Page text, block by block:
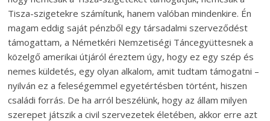
Tisza-szigetekre számítunk, hanem valóban mindenkire. Én
magam eddig saját pénzből egy társadalmi szerveződést
támogattam, a Németkéri Nemzetiségi Táncegyüttesnek a
közelgő amerikai útjáról éreztem úgy, hogy ez egy szép és
nemes küldetés, egy olyan alkalom, amit tudtam támogatni –
nyilván ez a feleségemmel egyetértésben történt, hiszen
családi forrás. De ha arról beszélünk, hogy az állam milyen
szerepet játszik a civil szervezetek életében, akkor erre azt